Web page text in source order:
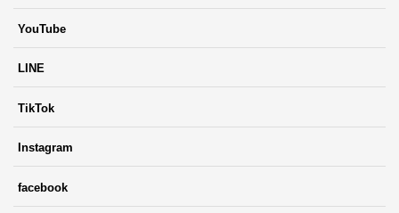
YouTube
LINE
TikTok
Instagram
facebook